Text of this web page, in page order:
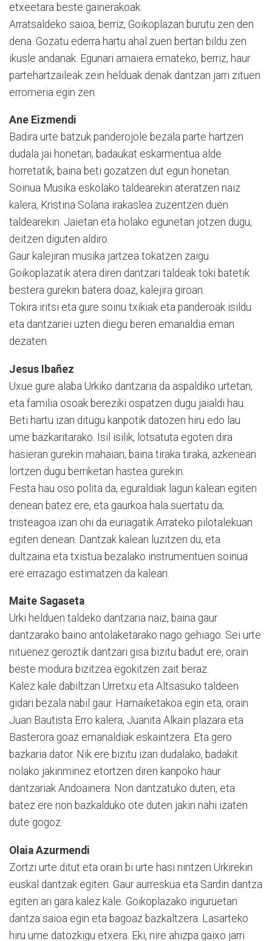
etxeetara beste gainerakoak.
Arratsaldeko saioa, berriz, Goikoplazan burutu zen den
dena. Gozatu ederra hartu ahal zuen bertan bildu zen
ikusle andanak. Egunari amaiera emateko, berriz, haur
partehartzaileak zein helduak denak dantzan jarri zituen
erromeria egin zen.
Ane Eizmendi
Badira urte batzuk panderojole bezala parte hartzen
dudala jai honetan; badaukat eskarmentua alde
horretatik, baina beti gozatzen dut egun honetan.
Soinua Musika eskolako taldearekin ateratzen naiz
kalera, Kristina Solana irakaslea zuzentzen duen
taldearekin. Jaietan eta holako egunetan jotzen dugu,
deitzen diguten aldiro.
Gaur kalejiran musika jartzea tokatzen zaigu.
Goikoplazatik atera diren dantzari taldeak toki batetik
bestera gurekin batera doaz, kalejira giroan.
Tokira iritsi eta gure soinu txikiak eta panderoak isildu
eta dantzariei uzten diegu beren emanaldia eman
dezaten.
Jesus Ibañez
Uxue gure alaba Urkiko dantzaria da aspaldiko urtetan,
eta familia osoak bereziki ospatzen dugu jaialdi hau.
Beti hartu izan ditugu kanpotik datozen hiru edo lau
ume bazkaritarako. Isil isilik, lotsatuta egoten dira
hasieran gurekin mahaian, baina tiraka tiraka, azkenean
lortzen dugu berriketan hastea gurekin.
Festa hau oso polita da, eguraldiak lagun kalean egiten
denean batez ere, eta gaurkoa hala suertatu da;
tristeagoa izan ohi da euriagatik Arrateko pilotalekuan
egiten denean. Dantzak kalean luzitzen du, eta
dultzaina eta txistua bezalako instrumentuen soinua
ere errazago estimatzen da kalean.
Maite Sagaseta
Urki helduen taldeko dantzaria naiz, baina gaur
dantzarako baino antolaketarako nago gehiago. Sei urte
nituenez geroztik dantzari gisa bizitu badut ere, orain
beste modura bizitzea egokitzen zait beraz.
Kalez kale dabiltzan Urretxu eta Altsasuko taldeen
gidari bezala nabil gaur. Hamaiketakoa egin eta, orain
Juan Bautista Erro kalera, Juanita Alkain plazara eta
Basterora goaz emanaldiak eskaintzera. Eta gero
bazkaria dator. Nik ere bizitu izan dudalako, badakit
nolako jakinminez etortzen diren kanpoko haur
dantzariak Andoainera. Non dantzatuko duten, eta
batez ere non bazkalduko ote duten jakin nahi izaten
dute gogoz.
Olaia Azurmendi
Zortzi urte ditut eta orain bi urte hasi nintzen Urkirekin
euskal dantzak egiten. Gaur aurreskua eta Sardin dantza
egiten ari gara kalez kale. Goikoplazako inguruetan
dantza saioa egin eta bagoaz bazkaltzera. Lasarteko
hiru ume datozkigu etxera. Eki, nire ahizpa gaixo jarri